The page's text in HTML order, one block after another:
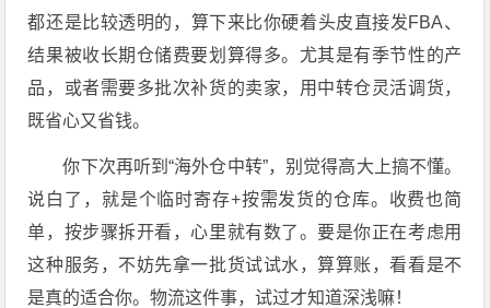
都还是比较透明的，算下来比你硬着头皮直接发FBA、
结果被收长期仓储费要划算得多。尤其是有季节性的产
品，或者需要多批次补货的卖家，用中转仓灵活调货，
既省心又省钱。
你下次再听到“海外仓中转”，别觉得高大上搞不懂。
说白了，就是个临时寄存+按需发货的仓库。收费也简
单，按步骤拆开看，心里就有数了。要是你正在考虑用
这种服务，不妨先拿一批货试试水，算算账，看看是不
是真的适合你。物流这件事，试过才知道深浅嘛！